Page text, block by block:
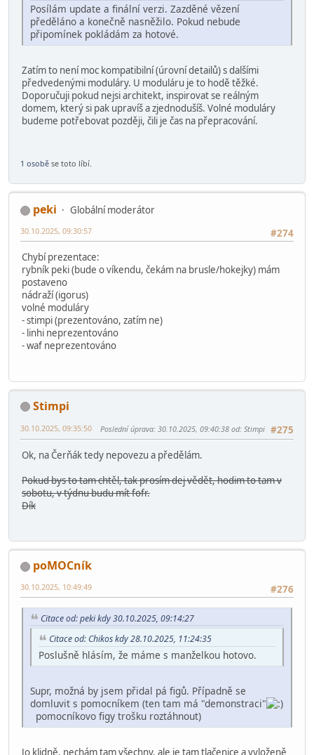
Posílám update a finální verzi. Zazděné vězení
předěláno a konečně nasněžilo. Pokud nebude
připomínek pokládám za hotové.
Zatím to není moc kompatibilní (úrovní detailů) s dalšími
předvedenými moduláry. U moduláru je to hodě těžké.
Doporučuji pokud nejsi architekt, inspirovat se reálným
domem, který si pak upravíš a zjednodušíš. Volné moduláry
budeme potřebovat později, čili je čas na přepracování.
1 osobě se toto líbí.
peki
Globální moderátor
#274
30.10.2025, 09:30:57
Chybí prezentace:
rybník peki (bude o víkendu, čekám na brusle/hokejky) mám
postaveno
nádraží (igorus)
volné moduláry
- stimpi (prezentováno, zatím ne)
- linhi neprezentováno
- waf neprezentováno
Stimpi
#275
30.10.2025, 09:35:50 Poslední úprava: 30.10.2025, 09:40:38 od: Stimpi
Ok, na Čerňák tedy nepovezu a předělám.
Pokud bys to tam chtěl, tak prosím dej vědět, hodim to tam v
sobotu, v týdnu budu mít fofr.
Dík
poMOCník
#276
30.10.2025, 10:49:49
Citace od: peki kdy 30.10.2025, 09:14:27
Citace od: Chikos kdy 28.10.2025, 11:24:35
Poslušně hlásím, že máme s manželkou hotovo.
Supr, možná by jsem přidal pá figů. Případně se
domluvit s pomocníkem (ten tam má "demonstraci"
pomocníkovo figy trošku roztáhnout)
Jo klidně, nechám tam všechny, ale je tam tlačenice a vyloženě